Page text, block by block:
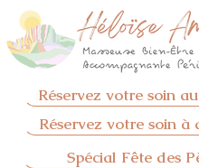
Réservez votre soin
Réservez votre soin à
Spécial Fête des